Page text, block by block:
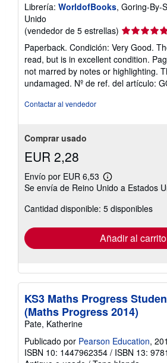
Librería: WorldofBooks, Goring-By-
Unido
(vendedor de 5 estrellas) Calificación
del
vendedor:
5
de
5
Paperback. Condición: Very Good.
read, but is in excellent condition.
not marred by notes or highlighting.
undamaged. Nº de ref. del artículo:
Contactar al vendedor
Comprar usado
EUR 2,28
Envío por EUR 6,53
Más
información
las
tarifas
envío
Se envía de Reino Unido a Estados
Cantidad disponible: 5 disponibles
Añadir al carrito
KS3 Maths Progress
(Maths Progress 2014)
Pate, Katherine
Publicado por Pearson Education,
ISBN 10: 1447962354 / ISBN 13: